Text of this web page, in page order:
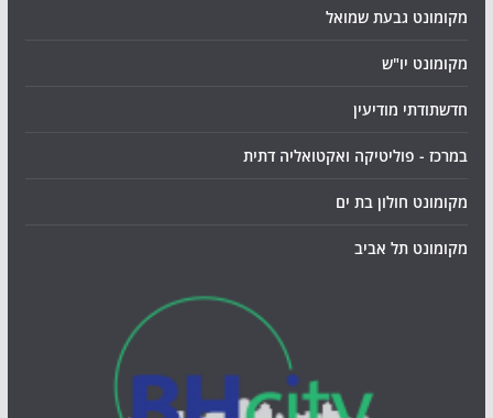
מקומונט גבעת שמואל
מקומונט יו"ש
חדשתודתי מודיעין
במרכז - פוליטיקה ואקטואליה דתית
מקומונט חולון בת ים
מקומונט תל אביב